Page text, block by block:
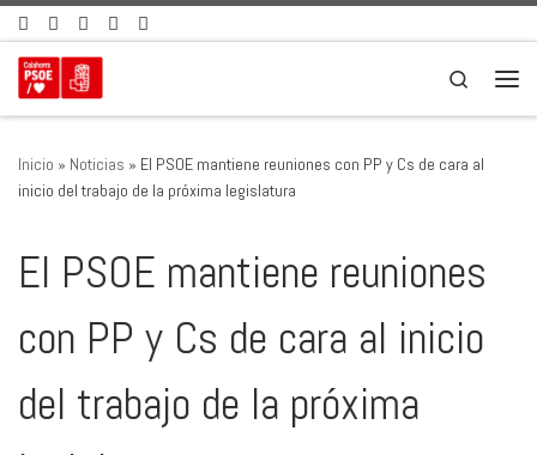
Saltar al contenido
Search
Inicio » Noticias » El PSOE mantiene reuniones con PP y Cs de cara al
inicio del trabajo de la próxima legislatura
El PSOE mantiene reuniones
con PP y Cs de cara al inicio
del trabajo de la próxima